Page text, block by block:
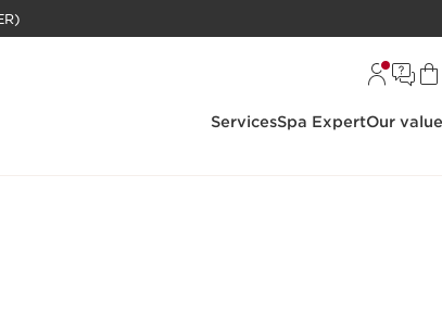
MEMBER)
ServicesSpa ExpertOur